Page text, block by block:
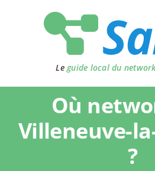
Le guide local du
Où
Villeneuve-
?